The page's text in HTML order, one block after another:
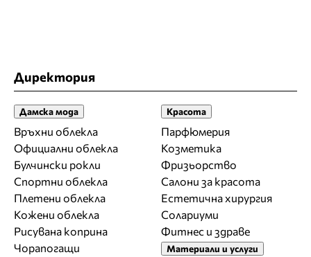
Директория
Дамска мода
Връхни облекла
Официални облекла
Булчински рокли
Спортни облекла
Плетени облекла
Кожени облекла
Рисувана коприна
Чорапогащи
Красота
Парфюмерия
Козметика
Фризьорство
Салони за красота
Естетична хирургия
Солариуми
Фитнес и здраве
Материали и услуги